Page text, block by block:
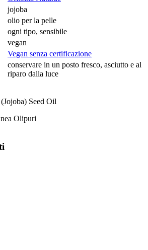
jojoba
olio per la pelle
ogni tipo, sensibile
vegan
Vegan senza certificazione
conservare in un posto fresco, asciutto e al
riparo dalla luce
Seed Oil
Olipuri